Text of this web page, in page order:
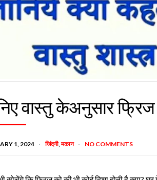
वास्तु केअनुसार
1, 2024 जिंदगी,मकान NO COMMENTS